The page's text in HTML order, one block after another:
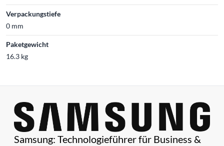
Verpackungstiefe
0 mm
Paketgewicht
16.3 kg
Samsung: Technologieführer für Business &